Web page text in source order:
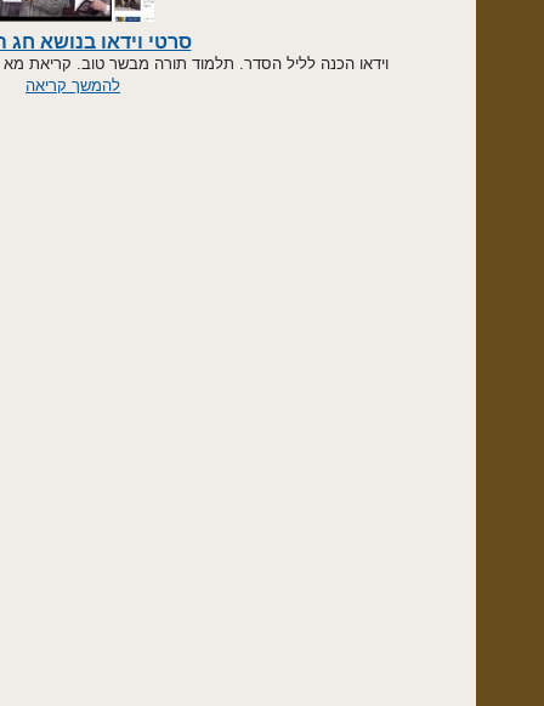
סרטי וידאו בנושא חג הפסח
וידאו הכנה לליל הסדר. תלמוד תורה מבשר טוב. קריאת מא כבר.
להמשך קריאה